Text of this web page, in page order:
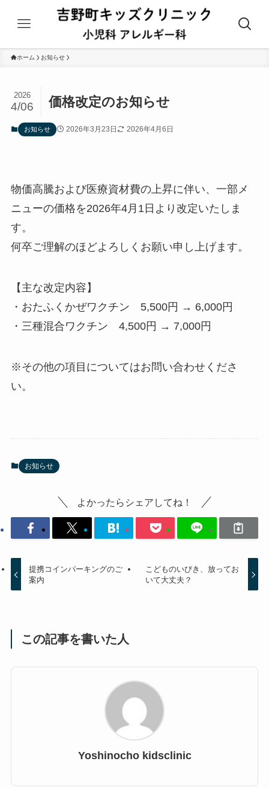
ホーム お知らせ
価格改定のお知らせ
2026
4/06
お知らせ 2026年3月23日 2026年4月6日
物価高騰および医療資材費の上昇に伴い、一部メ
ニューの価格を2026年4月1日より改定いたしま
す。
何卒ご理解のほどよろしくお願い申し上げます。
【主な改定内容】
・おたふくかぜワクチン 5,500円 → 6,000円
・三種混合ワクチン 4,500円 → 7,000円
※その他の項目についてはお問い合わせくださ
い。
お知らせ
よかったらシェアしてね！
提携コインパーキングのご
案内
こどものいびき、放ってお
いて大丈夫？
この記事を書いた人
Yoshinocho kidsclinic